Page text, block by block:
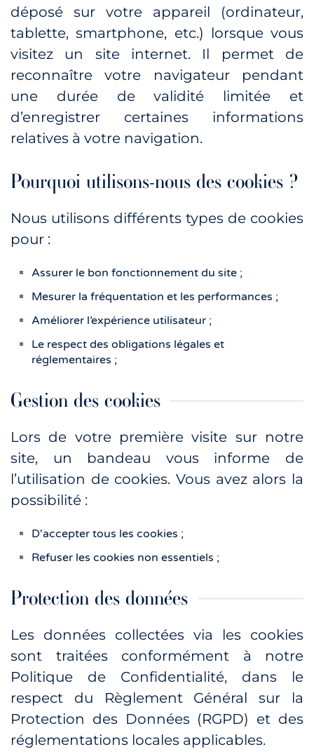
déposé sur votre appareil (ordinateur,
tablette, smartphone, etc.) lorsque vous
visitez un site internet. Il permet de
reconnaître votre navigateur pendant
une durée de validité limitée et
d’enregistrer certaines informations
relatives à votre navigation.
Pourquoi utilisons-nous des cookies ?
Nous utilisons différents types de cookies
pour :
Assurer le bon fonctionnement du site ;
Mesurer la fréquentation et les performances ;
Améliorer l’expérience utilisateur ;
Le respect des obligations légales et
réglementaires ;
Gestion des cookies
Lors de votre première visite sur notre
site, un bandeau vous informe de
l’utilisation de cookies. Vous avez alors la
possibilité :
D'accepter tous les cookies ;
Refuser les cookies non essentiels ;
Protection des données
Les données collectées via les cookies
sont traitées conformément à notre
Politique de Confidentialité, dans le
respect du Règlement Général sur la
Protection des Données (RGPD) et des
réglementations locales applicables.